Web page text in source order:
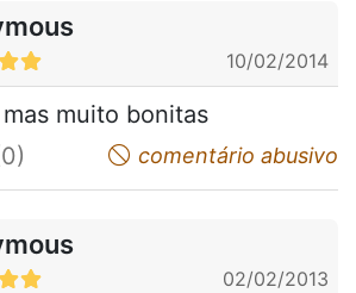
10/02/2014
muito bonitas
do not appreciatecomentário abusivo
02/02/2013